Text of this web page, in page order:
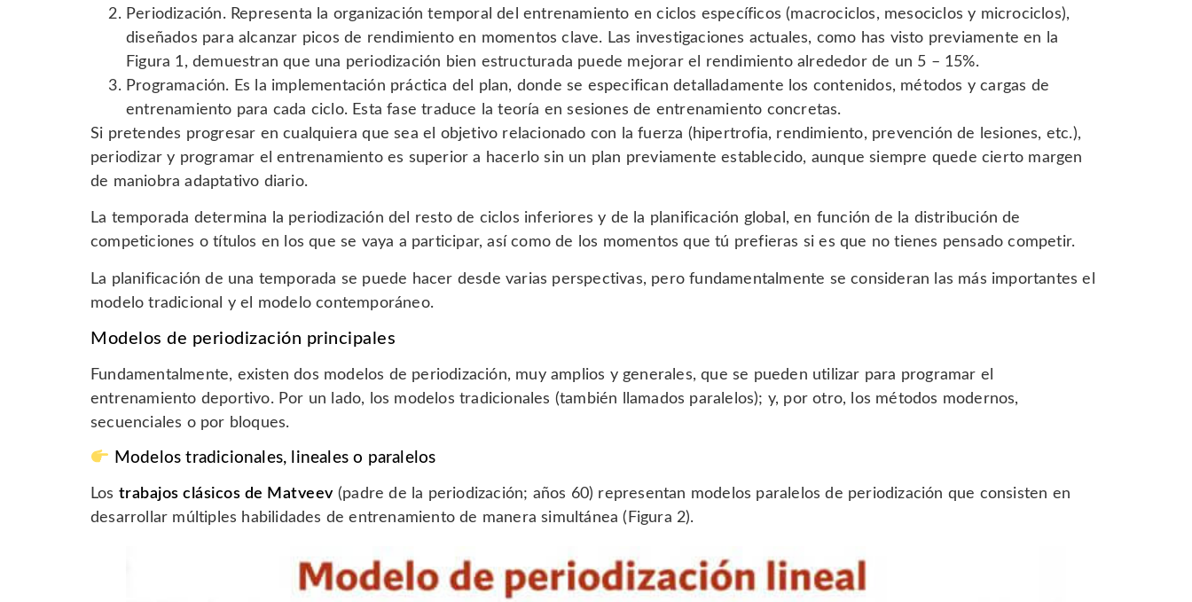
Periodización. Representa la organización temporal del entrenamiento en ciclos específicos (macrociclos, mesociclos y microciclos),
diseñados para alcanzar picos de rendimiento en momentos clave. Las investigaciones actuales, como has visto previamente en la
Figura 1, demuestran que una periodización bien estructurada puede mejorar el rendimiento alrededor de un 5 – 15%.
Programación. Es la implementación práctica del plan, donde se especifican detalladamente los contenidos, métodos y cargas de
entrenamiento para cada ciclo. Esta fase traduce la teoría en sesiones de entrenamiento concretas.
Si pretendes progresar en cualquiera que sea el objetivo relacionado con la fuerza (hipertrofia, rendimiento, prevención de lesiones, etc.),
periodizar y programar el entrenamiento es superior a hacerlo sin un plan previamente establecido, aunque siempre quede cierto margen
de maniobra adaptativo diario.
La temporada determina la periodización del resto de ciclos inferiores y de la planificación global, en función de la distribución de
competiciones o títulos en los que se vaya a participar, así como de los momentos que tú prefieras si es que no tienes pensado competir.
La planificación de una temporada se puede hacer desde varias perspectivas, pero fundamentalmente se consideran las más importantes el
modelo tradicional y el modelo contemporáneo.
Modelos de periodización principales
Fundamentalmente, existen dos modelos de periodización, muy amplios y generales, que se pueden utilizar para programar el
entrenamiento deportivo. Por un lado, los modelos tradicionales (también llamados paralelos); y, por otro, los métodos modernos,
secuenciales o por bloques.
Modelos tradicionales, lineales o paralelos
Los trabajos clásicos de Matveev (padre de la periodización; años 60) representan modelos paralelos de periodización que consisten en
desarrollar múltiples habilidades de entrenamiento de manera simultánea (Figura 2).